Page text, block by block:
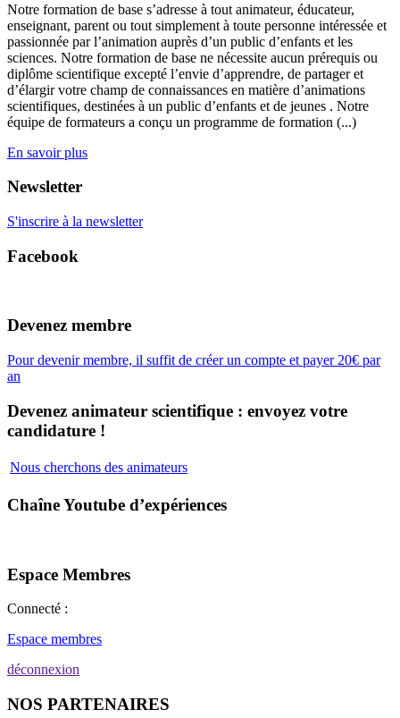
Notre formation de base s’adresse à tout animateur, éducateur,
enseignant, parent ou tout simplement à toute personne intéressée et
passionnée par l’animation auprès d’un public d’enfants et les
sciences. Notre formation de base ne nécessite aucun prérequis ou
diplôme scientifique excepté l’envie d’apprendre, de partager et
d’élargir votre champ de connaissances en matière d’animations
scientifiques, destinées à un public d’enfants et de jeunes . Notre
équipe de formateurs a conçu un programme de formation (...)
En savoir plus
Newsletter
S'inscrire à la newsletter
Facebook
Devenez membre
Pour devenir membre, il suffit de créer un compte et payer 20€ par
an
Devenez animateur scientifique : envoyez votre
candidature !
Nous cherchons des animateurs
Chaîne Youtube d’expériences
Espace Membres
Connecté :
Espace membres
déconnexion
NOS PARTENAIRES